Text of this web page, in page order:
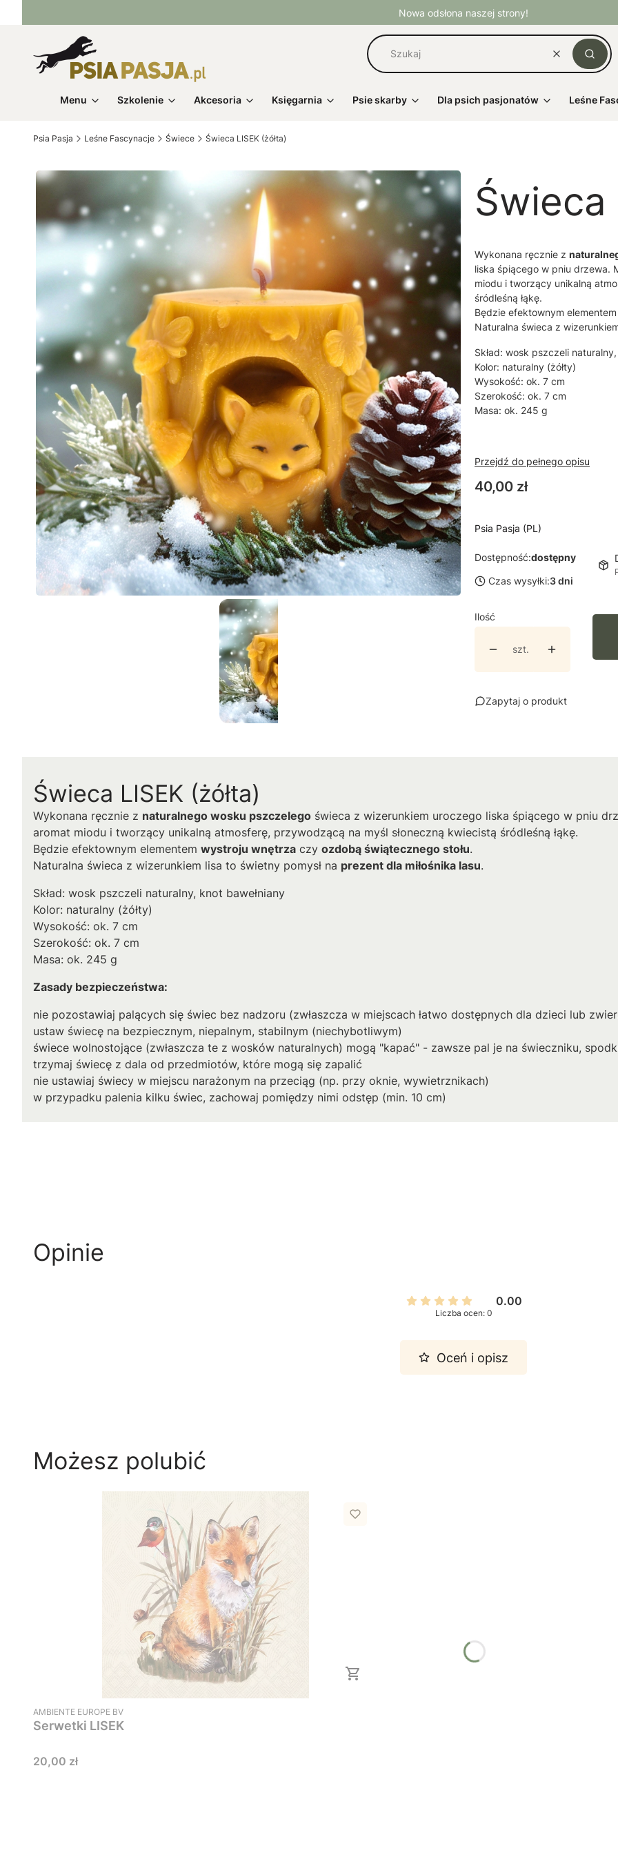
Nowa odsłona naszej strony!
WyczyśćSzukaj
Menu Szkolenie Akcesoria Księgarnia Psie skarby Dla psich pasjonatów Leśne
Psia Pasja Leśne Fascynacje Świece Świeca LISEK (żółta)
Świeca
Wykonana ręcznie z
liska śpiącego w pniu drzewa.
miodu i tworzący unikalną
śródleśną łąkę.
Będzie efektownym elementem
Naturalna świeca z
Skład: wosk pszczeli
Kolor: naturalny (żółty)
Wysokość: ok. 7 cm
Szerokość: ok. 7 cm
Masa: ok. 245 g
Przejdź do pełnego opisu
Cena
40,00 zł
Psia Pasja (PL)
Dostępność:dostępny
Czas wysyłki:3 dni
Ilość
szt.
Zapytaj o produkt
Świeca LISEK (żółta)
Wykonana ręcznie z naturalnego wosku pszczelego świeca z wizerunkiem uroczego liska śpiącego w pniu
aromat miodu i tworzący unikalną atmosferę, przywodzącą na myśl słoneczną kwiecistą śródleśną łąkę.
Będzie efektownym elementem wystroju wnętrza czy ozdobą świątecznego stołu.
Naturalna świeca z wizerunkiem lisa to świetny pomysł na prezent dla miłośnika lasu.
Skład: wosk pszczeli naturalny, knot bawełniany
Kolor: naturalny (żółty)
Wysokość: ok. 7 cm
Szerokość: ok. 7 cm
Masa: ok. 245 g
Zasady bezpieczeństwa:
nie pozostawiaj palących się świec bez nadzoru (zwłaszcza w miejscach łatwo dostępnych dla dzieci lub
ustaw świecę na bezpiecznym, niepalnym, stabilnym (niechybotliwym)
świece wolnostojące (zwłaszcza te z wosków naturalnych) mogą "kapać" - zawsze pal je na świeczniku,
trzymaj świecę z dala od przedmiotów, które mogą się zapalić
nie ustawiaj świecy w miejscu narażonym na przeciąg (np. przy oknie, wywietrznikach)
w przypadku palenia kilku świec, zachowaj pomiędzy nimi odstęp (min. 10 cm)
Opinie
0.00
Liczba ocen: 0
Oceń i opisz
Możesz polubić
PRODUCENT
AMBIENTE EUROPE BV
Serwetki LISEK
Cena
20,00 zł